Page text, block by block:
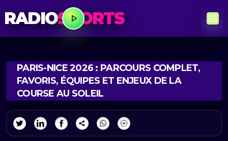
RADIOSPORTS
PARIS-NICE 2026 : PARCOURS COMPLET,
FAVORIS, ÉQUIPES ET ENJEUX DE LA
COURSE AU SOLEIL